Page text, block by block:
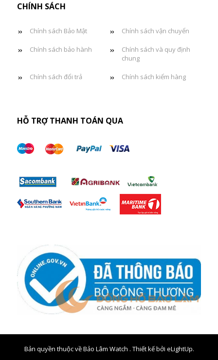
CHÍNH SÁCH
Chính sách Bảo Mật Chính sách vận chuyển
Chính sách bảo hành
Chính sách và quy định
chung
Chính sách đổi trả Chính sách kiểm hàng
HỖ TRỢ THANH TOÁN QUA
Bản quyền thuộc về Bảo Lâm Watch . Thiết kế bởi eLightUp.